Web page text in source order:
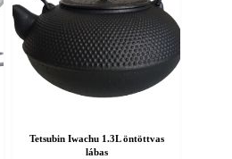
Tetsubin Iwachu 1.3L öntöttvas
lábas